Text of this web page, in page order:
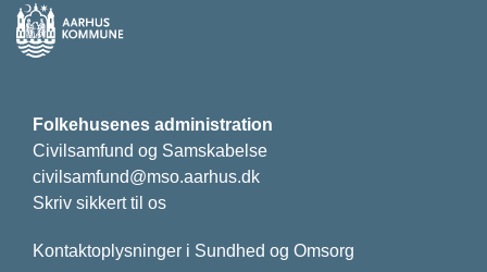
Folkehusenes administration
Civilsamfund og Samskabelse
civilsamfund@mso.aarhus.dk
Skriv sikkert til os
Kontaktoplysninger i Sundhed og Omsorg